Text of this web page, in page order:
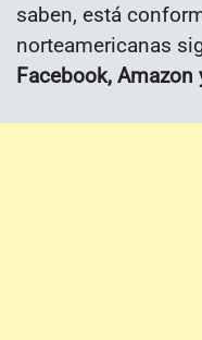
saben, está
norteamericanas
Facebook,